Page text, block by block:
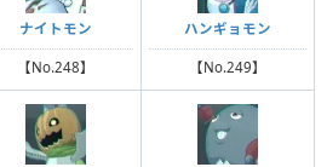
ナイトモン
【No.248】
ハンギョモン
【No.249】